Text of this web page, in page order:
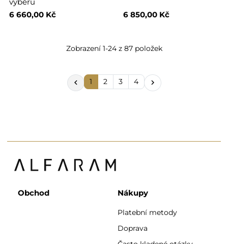
6 660,00 Kč
6 850,00 Kč
Zobrazení 1-24 z 87 položek
 1 2 3 4 
Obchod Nákupy
Platební metody
Doprava